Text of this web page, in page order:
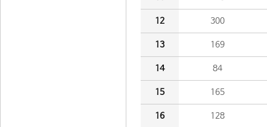
12 300
13 169
14 84
15 165
16 128